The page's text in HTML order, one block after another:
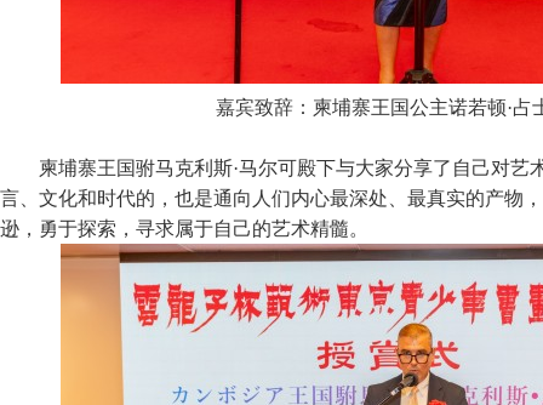
嘉宾致辞：柬埔寨王国公主诺若顿·占
柬埔寨王国驸马克利斯·马尔可殿下与大家分享了自己对艺
言、文化和时代的，也是通向人们内心最深处、最真实的产物
逊，勇于探索，寻求属于自己的艺术精髓。